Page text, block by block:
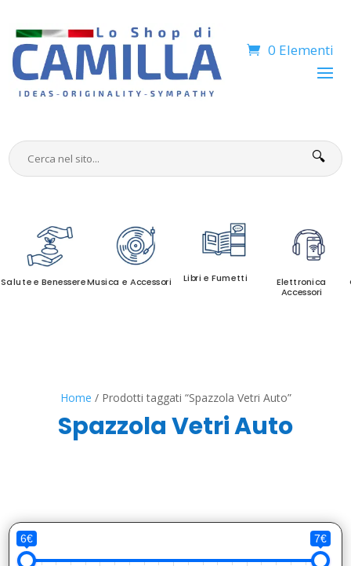
0 Elementi
🔍
Salute e BenessereMusica e Accessori Libri e Fumetti
Elettronica
Accessori
Home / Prodotti taggati “Spazzola Vetri Auto”
Spazzola Vetri Auto
6€ 7€